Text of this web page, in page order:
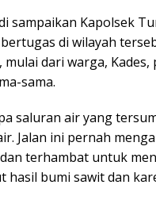
sampaikan Kapolsek
di wilayah
mulai dari warga,
sama.
saluran air yang
Jalan ini pernah
terhambat untuk
hasil bumi sawit dan